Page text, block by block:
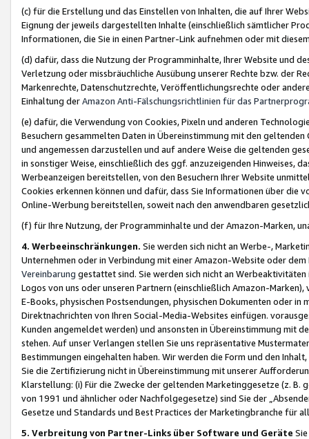
(c) für die Erstellung und das Einstellen von Inhalten, die auf Ihrer
Eignung der jeweils dargestellten Inhalte (einschließlich sämtlicher
Informationen, die Sie in einen Partner-Link aufnehmen oder mit
(d) dafür, dass die Nutzung der Programminhalte, Ihrer Website und
Verletzung oder missbräuchliche Ausübung unserer Rechte bzw. der
Markenrechte, Datenschutzrechte, Veröffentlichungsrechte oder
Einhaltung derAmazon Anti-Fälschungsrichtlinien für das
(e) dafür, die Verwendung von Cookies, Pixeln und anderen
Besuchern gesammelten Daten in Übereinstimmung mit den
und angemessen darzustellen und auf andere Weise die geltenden
in sonstiger Weise, einschließlich des ggf. anzuzeigenden Hinweises,
Werbeanzeigen bereitstellen, von den Besuchern Ihrer Website
Cookies erkennen können und dafür, dass Sie Informationen über die
Online-Werbung bereitstellen, soweit nach den anwendbaren
(f) für Ihre Nutzung, der Programminhalte und der Amazon-Marken,
4. Werbeeinschränkungen. Sie werden sich nicht an Werbe-,
Unternehmen oder in Verbindung mit einer Amazon-Website oder
Vereinbarung gestattet sind. Sie werden sich nicht an
Logos von uns oder unseren Partnern (einschließlich Amazon-
E-Books, physischen Postsendungen, physischen Dokumenten oder in
Direktnachrichten von Ihren Social-Media-Websites einfügen.
Kunden angemeldet werden) und ansonsten in Übereinstimmung mit
stehen. Auf unser Verlangen stellen Sie uns repräsentative
Bestimmungen eingehalten haben. Wir werden die Form und den
Sie die Zertifizierung nicht in Übereinstimmung mit unserer
Klarstellung: (i) Für die Zwecke der geltenden Marketinggesetze (z. B.
von 1991 und ähnlicher oder Nachfolgegesetze) sind Sie der
Gesetze und Standards und Best Practices der Marketingbranche für
5. Verbreitung von Partner-Links über Software und Geräte